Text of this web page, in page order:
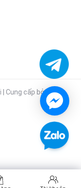
Cung cấp bởi Shop